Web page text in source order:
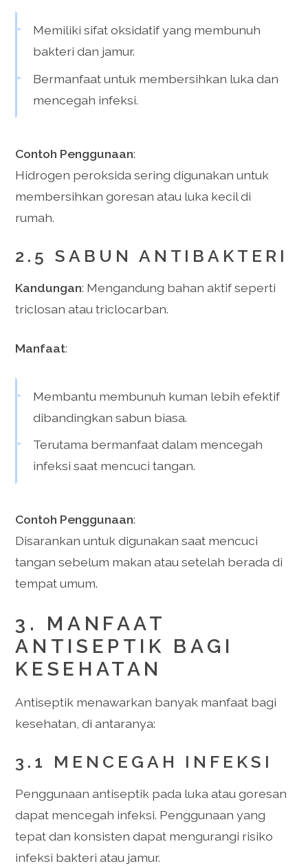
Memiliki sifat oksidatif yang membunuh
bakteri dan jamur.
Bermanfaat untuk membersihkan luka dan
mencegah infeksi.
Contoh Penggunaan:
Hidrogen peroksida sering digunakan untuk
membersihkan goresan atau luka kecil di
rumah.
2.5 SABUN ANTIBAKTERI
Kandungan: Mengandung bahan aktif seperti
triclosan atau triclocarban.
Manfaat:
Membantu membunuh kuman lebih efektif
dibandingkan sabun biasa.
Terutama bermanfaat dalam mencegah
infeksi saat mencuci tangan.
Contoh Penggunaan:
Disarankan untuk digunakan saat mencuci
tangan sebelum makan atau setelah berada di
tempat umum.
3. MANFAAT
ANTISEPTIK BAGI
KESEHATAN
Antiseptik menawarkan banyak manfaat bagi
kesehatan, di antaranya:
3.1 MENCEGAH INFEKSI
Penggunaan antiseptik pada luka atau goresan
dapat mencegah infeksi. Penggunaan yang
tepat dan konsisten dapat mengurangi risiko
infeksi bakteri atau jamur.